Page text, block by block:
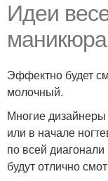
Идеи
Эффектно будет
молочный.
Многие
или в начале
по всей
будут отлично